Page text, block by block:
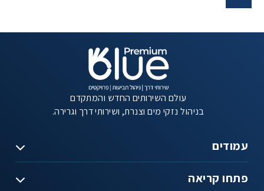
עולם השירותים החדש והמתקדם
בניהול נזקי מים וצנרת, ושירותי דרך וגרירה.
עמודים
פתחו קריאה